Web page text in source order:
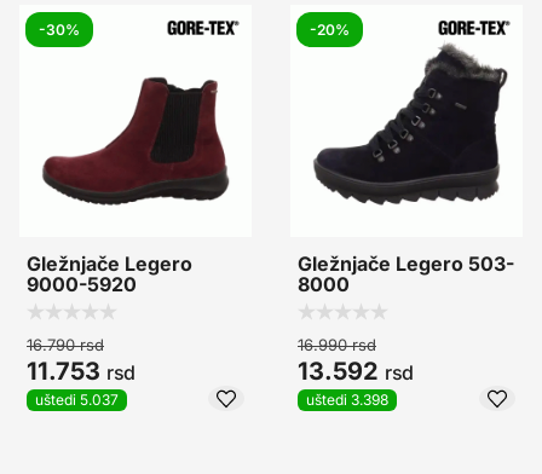
-30%
Gležnjače Legero
9000-5920
16.790rsd
11.753 rsd
uštedi 5.037
-20%
Gležnjače Legero 503-
8000
16.990rsd
13.592 rsd
uštedi 3.398